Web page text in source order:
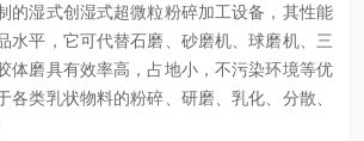
湿式创湿式超微粒粉碎加工设备，其性能
水平，它可代替石磨、砂磨机、球磨机、三
体磨具有效率高，占地小，不污染环境等优
各类乳状物料的粉碎、研磨、乳化、分散、